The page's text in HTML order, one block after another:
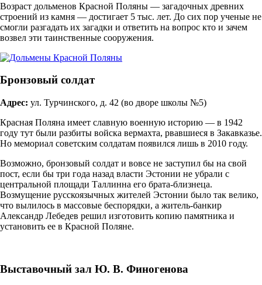
Возраст дольменов Красной Поляны — загадочных древних
строений из камня — достигает 5 тыс. лет. До сих пор ученые не
смогли разгадать их загадки и ответить на вопрос кто и зачем
возвел эти таинственные сооружения.
Бронзовый солдат
Адрес: ул. Турчинского, д. 42 (во дворе школы №5)
Красная Поляна имеет славную военную историю — в 1942
году тут были разбиты войска вермахта, рвавшиеся в Закавказье.
Но мемориал советским солдатам появился лишь в 2010 году.
Возможно, бронзовый солдат и вовсе не заступил бы на свой
пост, если бы три года назад власти Эстонии не убрали с
центральной площади Таллинна его брата-близнеца.
Возмущение русскоязычных жителей Эстонии было так велико,
что вылилось в массовые беспорядки, а житель-банкир
Александр Лебедев решил изготовить копию памятника и
установить ее в Красной Поляне.
Выставочный зал Ю. В. Финогенова